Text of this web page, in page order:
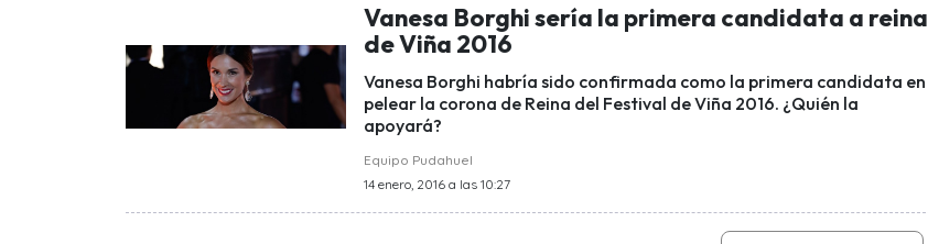
Vanesa Borghi sería la primera candidata a reina
de Viña 2016
Vanesa Borghi habría sido confirmada como la primera candidata en
pelear la corona de Reina del Festival de Viña 2016. ¿Quién la
apoyará?
Equipo Pudahuel
14 enero, 2016 a las 10:27